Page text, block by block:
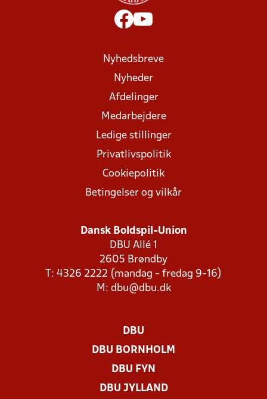
Nyhedsbreve
Nyheder
Afdelinger
Medarbejdere
Ledige stillinger
Privatlivspolitik
Cookiepolitik
Betingelser og vilkår
Dansk Boldspil-Union
DBU Allé 1
2605 Brøndby
T: 4326 2222 (mandag - fredag 9-16)
M: dbu@dbu.dk
DBU
DBU BORNHOLM
DBU FYN
DBU JYLLAND